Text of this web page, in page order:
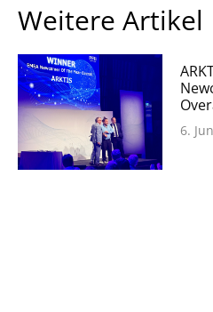
Weitere Artikel
6.